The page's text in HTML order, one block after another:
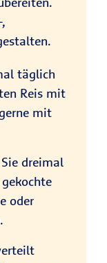
täglich
Reis mit
mit
Sie dreimal
oder